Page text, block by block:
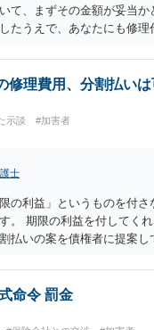
て、まずその金額が妥当か
たうえで、あなたにも修理
示談案を提案するのが良い
旋、仲裁、民事調停を利
修理費用、分割払いは
示談 #加害者
士
の利益」というものを付さ
。 期限の利益を付してく
払いの案を債権者に提案し
命令 罰金